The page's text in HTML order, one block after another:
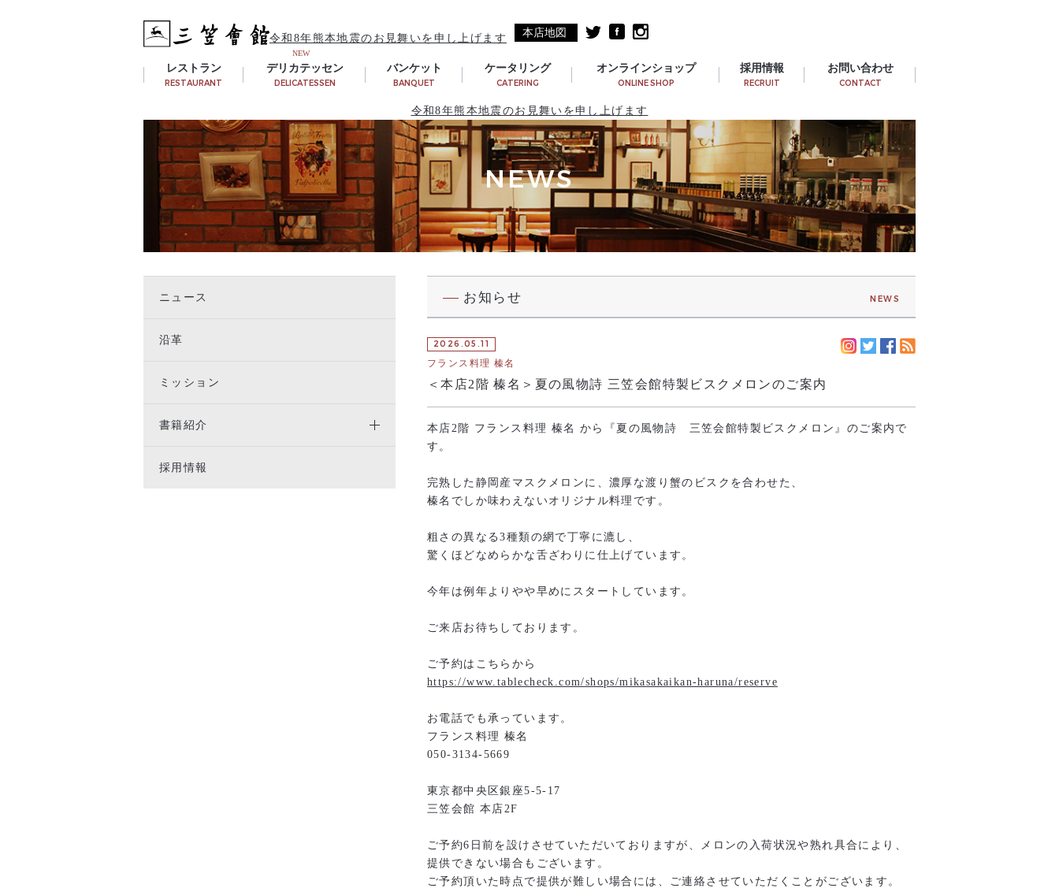
令和8年熊本地震のお見舞いを申し上げます 本店地図
レストラン
RESTAURANT
デリカテッセン
DELICATESSEN
バンケット
BANQUET
ケータリング
CATERING
オンラインショップ
ONLINE SHOP
採用情報
RECRUIT
お問い合わせ
CONTACT
令和8年熊本地震のお見舞いを申し上げます
NEWS
お知らせ NEWS
2026.05.11
フランス料理 榛名
＜本店2階 榛名＞夏の風物詩 三笠会館特製ビスクメロンのご案内
本店2階 フランス料理 榛名
から『夏の風物詩 三笠会館特製ビスクメロン』のご案内で
す。
完熟した静岡産マスクメロンに、濃厚な渡り蟹のビスクを合わせた、
榛名でしか味わえないオリジナル料理です。
粗さの異なる3種類の網で丁寧に漉し、
驚くほどなめらかな舌ざわりに仕上げています。
今年は例年よりやや早めにスタートしています。
ご来店お待ちしております。
ご予約はこちらから
https://www.tablecheck.com/shops/mikasakaikan-haruna/reserve
お電話でも承っています。
フランス料理 榛名
050-3134-5669
東京都中央区銀座5-5-17
三笠会館 本店2F
ご予約6日前を設けさせていただいておりますが、メロンの入荷状況や熟れ具合により、
提供できない場合もございます。
ご予約頂いた時点で提供が難しい場合には、ご連絡させていただくことがございます。
ニュース
沿革
ミッション
書籍紹介
採用情報